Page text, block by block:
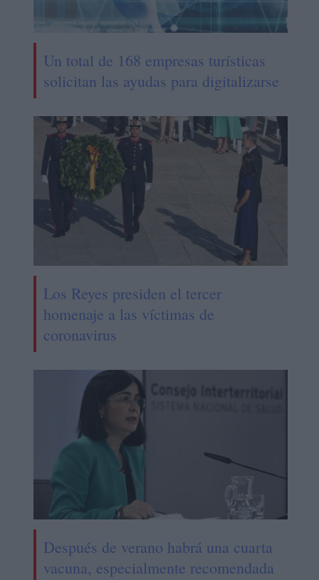
Un total de 168 empresas turísticas
solicitan las ayudas para digitalizarse
Los Reyes presiden el tercer
homenaje a las víctimas de
coronavirus
Después de verano habrá una cuarta
vacuna, especialmente recomendada